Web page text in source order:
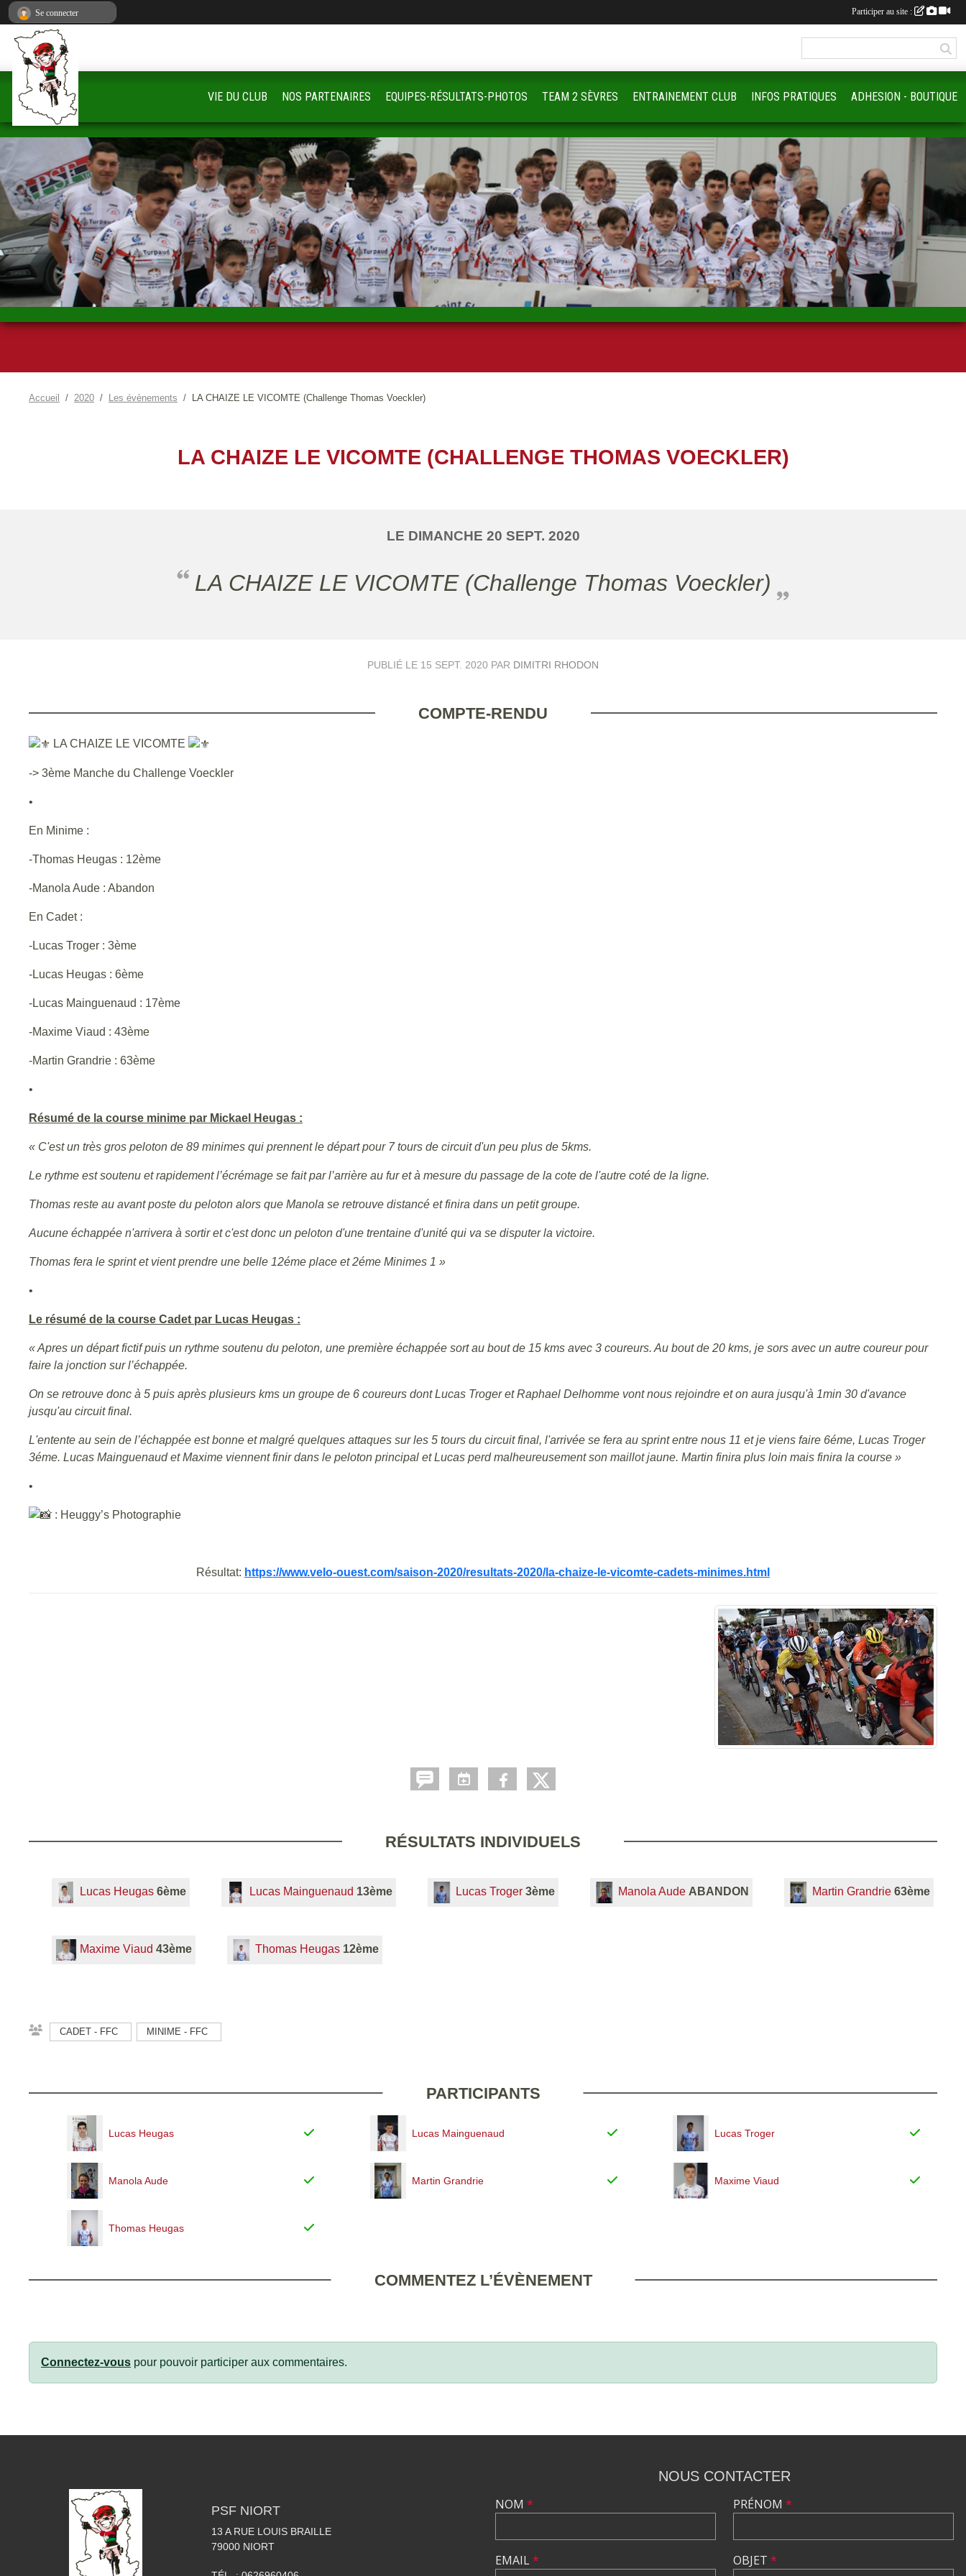
Accueil 2020 Les évènements LA CHAIZE LE VICOMTE (Challenge Thomas Voeckler)
LA CHAIZE LE VICOMTE (CHALLENGE THOMAS VOECKLER)
LE DIMANCHE 20 SEPT. 2020
LA CHAIZE LE VICOMTE (Challenge Thomas Voeckler)
PUBLIÉ LE 15 SEPT. 2020 PAR DIMITRI RHODON
COMPTE-RENDU
LA CHAIZE LE VICOMTE
-> 3ème Manche du Challenge Voeckler
•
En Minime :
-Thomas Heugas : 12ème
-Manola Aude : Abandon
En Cadet :
-Lucas Troger : 3ème
-Lucas Heugas : 6ème
-Lucas Mainguenaud : 17ème
-Maxime Viaud : 43ème
-Martin Grandrie : 63ème
•
Résumé de la course minime par Mickael Heugas :
« C'est un très gros peloton de 89 minimes qui prennent le départ pour 7 tours de circuit d'un peu plus de 5kms.
Le rythme est soutenu et rapidement l’écrémage se fait par l’arrière au fur et à mesure du passage de la cote de l'autre coté de la ligne.
Thomas reste au avant poste du peloton alors que Manola se retrouve distancé et finira dans un petit groupe.
Aucune échappée n'arrivera à sortir et c'est donc un peloton d'une trentaine d'unité qui va se disputer la victoire.
Thomas fera le sprint et vient prendre une belle 12éme place et 2éme Minimes 1 »
•
Le résumé de la course Cadet par Lucas Heugas :
« Apres un départ fictif puis un rythme soutenu du peloton, une première échappée sort au bout de 15 kms avec 3 coureurs. Au bout de 20 kms, je sors avec un autre coureur pour
faire la jonction sur l’échappée.
On se retrouve donc à 5 puis après plusieurs kms un groupe de 6 coureurs dont Lucas Troger et Raphael Delhomme vont nous rejoindre et on aura jusqu'à 1min 30 d'avance
jusqu'au circuit final.
L'entente au sein de l’échappée est bonne et malgré quelques attaques sur les 5 tours du circuit final, l'arrivée se fera au sprint entre nous 11 et je viens faire 6éme, Lucas Troger
3éme. Lucas Mainguenaud et Maxime viennent finir dans le peloton principal et Lucas perd malheureusement son maillot jaune. Martin finira plus loin mais finira la course »
•
: Heuggy’s Photographie
Résultat: https://www.velo-ouest.com/saison-2020/resultats-2020/la-chaize-le-vicomte-cadets-minimes.html
RÉSULTATS INDIVIDUELS
Lucas Heugas 6ème Lucas Mainguenaud 13ème Lucas Troger 3ème Manola Aude ABANDON Martin Grandrie 63ème
Maxime Viaud 43ème Thomas Heugas 12ème
CADET - FFC MINIME - FFC
PARTICIPANTS
Lucas Heugas Lucas Mainguenaud Lucas Troger
Manola Aude Martin Grandrie Maxime Viaud
Thomas Heugas
COMMENTEZ L’ÉVÈNEMENT
Connectez-vous pour pouvoir participer aux commentaires.
VIE DU CLUB NOS PARTENAIRES EQUIPES-RÉSULTATS-PHOTOS TEAM 2 SÈVRES ENTRAINEMENT CLUB INFOS PRATIQUES ADHESION - BOUTIQUE
PSF NIORT
13 A RUE LOUIS BRAILLE
79000 NIORT
NOUS CONTACTER
NOM *
EMAIL*
PRÉNOM *
OBJET *
Se connecter Participer au site :
Panneau de gestion des cookies